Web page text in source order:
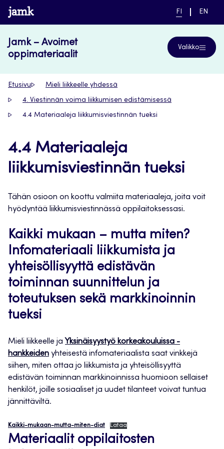
Siirry
suoraan
www.jamk.fi
NYKYINEN
FI
VAIHDA
EN
Jamk – Avoimet
oppimateriaalit
Valikko
Etusivu Mieli liikkeelle yhdessä
4. Viestinnän voima liikkumisen edistämisessä
4.4 Materiaaleja liikkumisviestinnän tueksi
4.4 Materiaaleja
liikkumisviestinnän tueksi
Tähän osioon on koottu valmiita materiaaleja, joita voit
hyödyntää liikkumisviestinnässä oppilaitoksessasi.
Kaikki mukaan – mutta miten?
Infomateriaali liikkumista ja
yhteisöllisyyttä edistävän
toiminnan suunnittelun ja
toteutuksen sekä markkinoinnin
tueksi
Mieli liikkeelle ja Yksinäisyystyö korkeakouluissa -
hankkeiden yhteisestä infomateriaalista saat vinkkejä
siihen, miten ottaa jo liikkumista ja yhteisöllisyyttä
edistävän toiminnan markkinoinnissa huomioon sellaiset
henkilöt, joille sosiaaliset ja uudet tilanteet voivat tuntua
jännittäviltä.
Kaikki-mukaan-mutta-miten-diat Lataa
Materiaalit oppilaitosten